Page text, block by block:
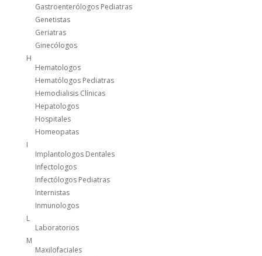
Gastroenterólogos Pediatras
Genetistas
Geriatras
Ginecólogos
H
Hematologos
Hematólogos Pediatras
Hemodialisis Clínicas
Hepatologos
Hospitales
Homeopatas
I
Implantologos Dentales
Infectologos
Infectólogos Pediatras
Internistas
Inmunologos
L
Laboratorios
M
Maxilofaciales